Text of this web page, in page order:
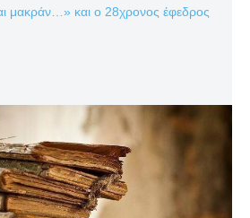
μακράν…» και ο 28χρονος έφεδρος